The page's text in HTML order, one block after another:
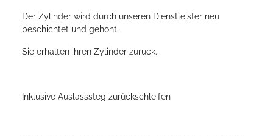
Der Zylinder wird durch unseren Dienstleister neu
beschichtet und gehont.
Sie erhalten ihren Zylinder zurück.
Inklusive Auslasssteg zurückschleifen